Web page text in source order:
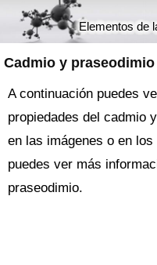
Cadmio y praseodimio
Elementos de
A continuación puedes
propiedades del cadmio
en las imágenes o en
puedes ver más
praseodimio.